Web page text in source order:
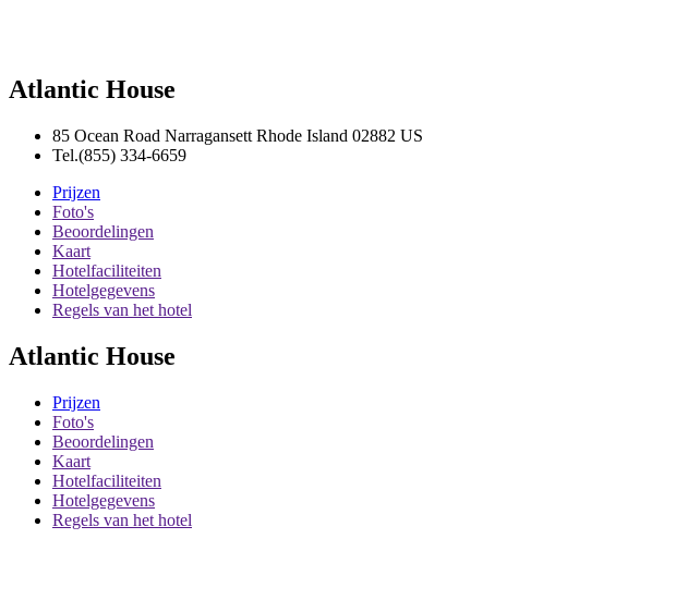
Atlantic House
85 Ocean Road Narragansett Rhode Island 02882 US
Tel.(855) 334-6659
Prijzen
Foto's
Beoordelingen
Kaart
Hotelfaciliteiten
Hotelgegevens
Regels van het hotel
Atlantic House
Prijzen
Foto's
Beoordelingen
Kaart
Hotelfaciliteiten
Hotelgegevens
Regels van het hotel